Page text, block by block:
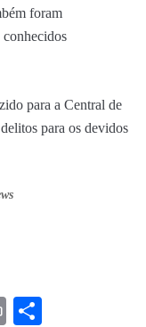
foram
conhecidos
para a Central de
para os devidos
Print